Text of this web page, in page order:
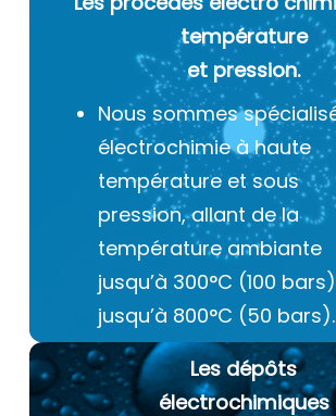
température
et pression.
Nous sommes
électrochimie à haute
température et sous
pression, allant de la
température ambiante
jusqu’à 300°C (100
jusqu’à 800°C (50 bars).
Les dépôts
électrochimiques